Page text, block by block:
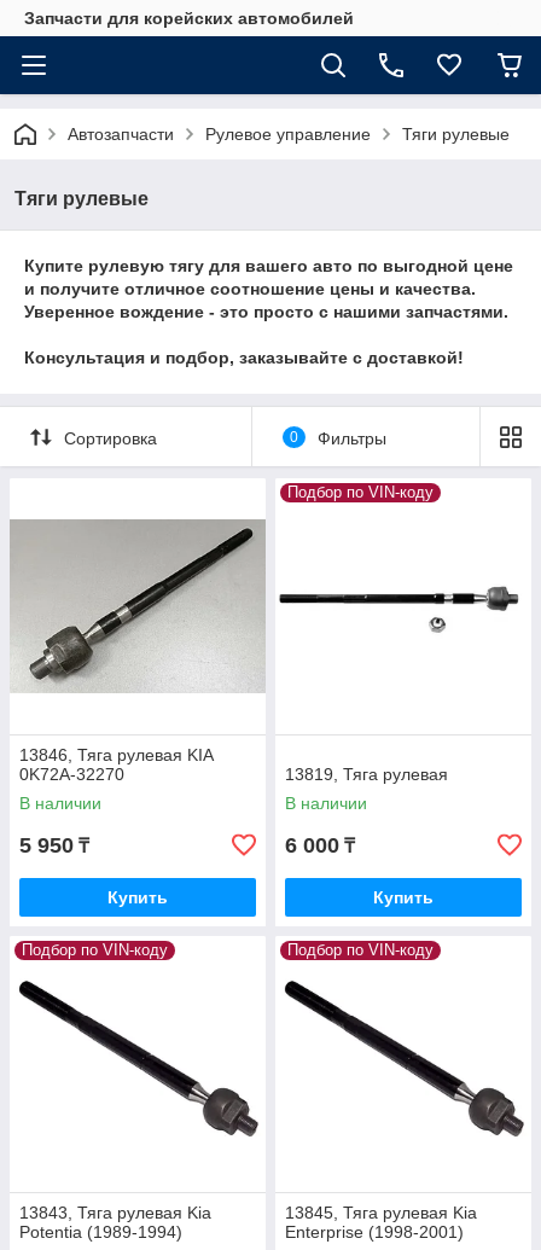
Запчасти для корейских автомобилей
Автозапчасти Рулевое управление Тяги рулевые
Тяги рулевые
Купите рулевую тягу для вашего авто по выгодной цене
и получите отличное соотношение цены и качества.
Уверенное вождение - это просто с нашими запчастями.
Консультация и подбор, заказывайте с доставкой!
Сортировка 0 Фильтры
13846, Тяга рулевая KIA
0K72A-32270
В наличии
5 950 ₸
Купить
Подбор по VIN-коду
13819, Тяга рулевая
В наличии
6 000 ₸
Купить
Подбор по VIN-коду
13843, Тяга рулевая Kia
Potentia (1989-1994)
Подбор по VIN-коду
13845, Тяга рулевая Kia
Enterprise (1998-2001)